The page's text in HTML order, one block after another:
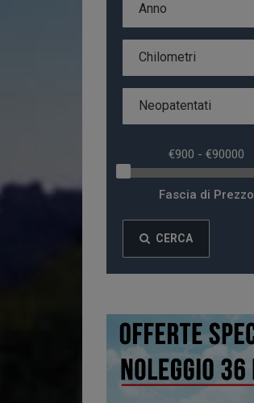
Anno
Chilometri
Neopatentati
Fascia di Prezzo
CERCA